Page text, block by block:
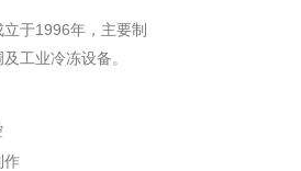
于1996年，主要制
工业冷冻设备。
作